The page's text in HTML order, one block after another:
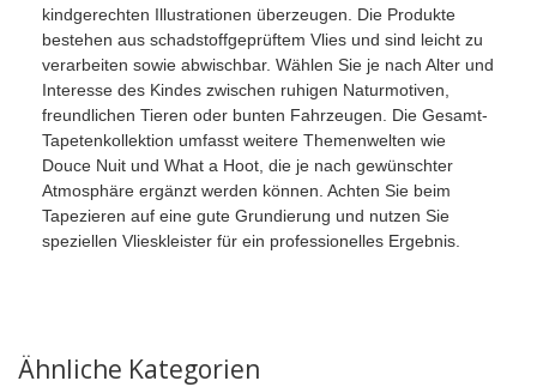
kindgerechten Illustrationen überzeugen. Die Produkte
bestehen aus schadstoffgeprüftem Vlies und sind leicht zu
verarbeiten sowie abwischbar. Wählen Sie je nach Alter und
Interesse des Kindes zwischen ruhigen Naturmotiven,
freundlichen Tieren oder bunten Fahrzeugen. Die Gesamt-
Tapetenkollektion umfasst weitere Themenwelten wie
Douce Nuit und What a Hoot, die je nach gewünschter
Atmosphäre ergänzt werden können. Achten Sie beim
Tapezieren auf eine gute Grundierung und nutzen Sie
speziellen Vlieskleister für ein professionelles Ergebnis.
Ähnliche Kategorien